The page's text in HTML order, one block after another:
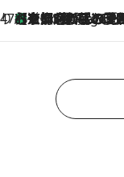
47都道府県の手みやげ ひんやりスイーツで夏を
4 Hours Ago
【京都府】この夏絶対食べたい 冷やしておいしいおやつ3選 ひと口目か